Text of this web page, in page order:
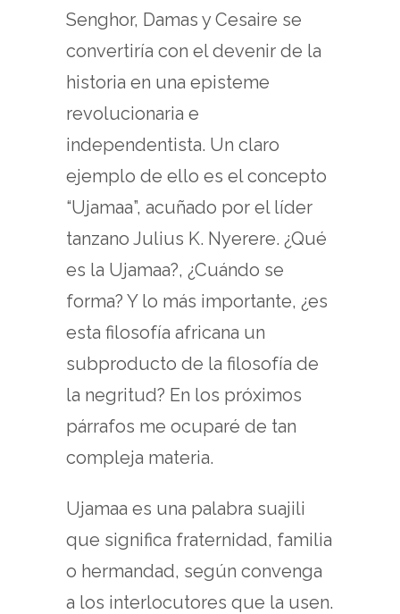
Senghor, Damas y Cesaire se
convertiría con el devenir de la
historia en una episteme
revolucionaria e
independentista. Un claro
ejemplo de ello es el concepto
“Ujamaa”, acuñado por el líder
tanzano Julius K. Nyerere. ¿Qué
es la Ujamaa?, ¿Cuándo se
forma? Y lo más importante, ¿es
esta filosofía africana un
subproducto de la filosofía de
la negritud? En los próximos
párrafos me ocuparé de tan
compleja materia.
Ujamaa es una palabra suajili
que significa fraternidad, familia
o hermandad, según convenga
a los interlocutores que la usen.